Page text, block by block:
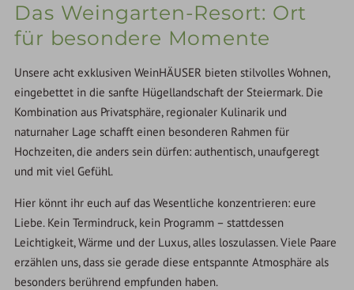
Das Weingarten-Resort: Ort
für besondere Momente
Unsere acht exklusiven WeinHÄUSER bieten stilvolles Wohnen,
eingebettet in die sanfte Hügellandschaft der Steiermark. Die
Kombination aus Privatsphäre, regionaler Kulinarik und
naturnaher Lage schafft einen besonderen Rahmen für
Hochzeiten, die anders sein dürfen: authentisch, unaufgeregt
und mit viel Gefühl.
Hier könnt ihr euch auf das Wesentliche konzentrieren: eure
Liebe. Kein Termindruck, kein Programm – stattdessen
Leichtigkeit, Wärme und der Luxus, alles loszulassen. Viele Paare
erzählen uns, dass sie gerade diese entspannte Atmosphäre als
besonders berührend empfunden haben.